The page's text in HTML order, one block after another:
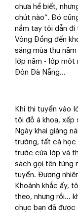
chưa hề biết,
chút nào”. Đó
nắm tay tôi dẫn đi
Vông Đồng đến
sáng mùa thu
lớp năm - lớp một
Đôn Đà Nẵng…
Khi thi tuyển vào
tôi đỗ á khoa, xếp
Ngày khai giảng
trường, tất cả học
trước cửa lớp và
sách gọi tên từng
tuyển. Đương
Khoảnh khắc ấy,
theo, nhưng rồi…
chục bạn đã được